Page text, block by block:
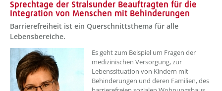
Sprechtage der Stralsunder Beauftragten für die
Integration von Menschen mit Behinderungen
Barrierefreiheit ist ein Querschnittsthema für alle
Lebensbereiche.
Es geht zum Beispiel um Fragen der
medizinischen Versorgung, zur
Lebenssituation von Kindern mit
Behinderungen und deren Familien, des